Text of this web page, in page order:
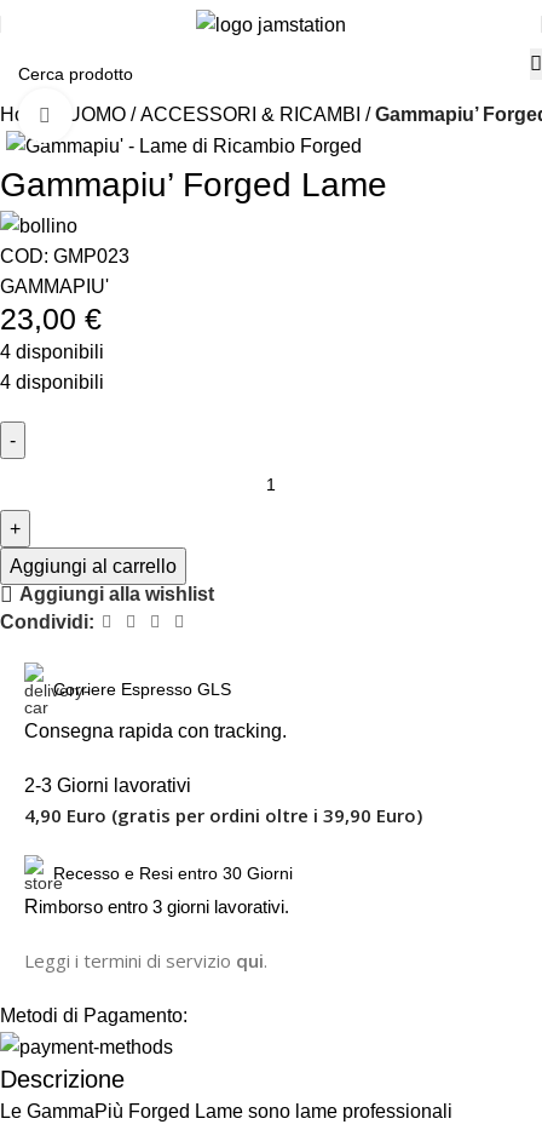
Home UOMO ACCESSORI & RICAMBI Gammapiu’
Click to enlarge
Gammapiu’ Forged Lame
COD: GMP023
GAMMAPIU'
23,00 €
4 disponibili
4 disponibili
Aggiungi al carrello
Aggiungi alla wishlist
Condividi:
Corriere Espresso GLS
Consegna rapida con tracking.
2-3 Giorni lavorativi
4,90 Euro (gratis per ordini oltre i 39,90 Euro)
Recesso e Resi entro 30 Giorni
Rimborso entro 3 giorni lavorativi.
Leggi i termini di servizio qui.
Metodi di Pagamento:
Descrizione
Le GammaPiù Forged Lame sono lame professionali